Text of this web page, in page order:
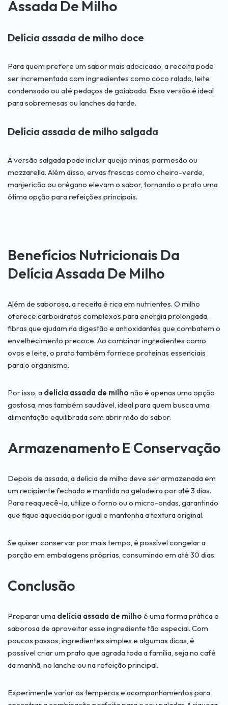
Assada De Milho
Delícia assada de milho doce
Para quem prefere um sabor mais adocicado, a receita pode
ser incrementada com ingredientes como coco ralado, leite
condensado ou até pedaços de goiabada. Essa versão é ideal
para sobremesas ou lanches da tarde.
Delícia assada de milho salgada
A versão salgada pode incluir queijo minas, parmesão ou
mozzarella. Além disso, ervas frescas como cheiro-verde,
manjericão ou orégano elevam o sabor, tornando o prato uma
ótima opção para refeições principais.
Benefícios Nutricionais Da
Delícia Assada De Milho
Além de saborosa, a receita é rica em nutrientes. O milho
oferece carboidratos complexos para energia prolongada,
fibras que ajudam na digestão e antioxidantes que combatem o
envelhecimento precoce. Ao combinar ingredientes como
ovos e leite, o prato também fornece proteínas essenciais
para o organismo.
Por isso, a delícia assada de milho não é apenas uma opção
gostosa, mas também saudável, ideal para quem busca uma
alimentação equilibrada sem abrir mão do sabor.
Armazenamento E Conservação
Depois de assada, a delícia de milho deve ser armazenada em
um recipiente fechado e mantida na geladeira por até 3 dias.
Para reaquecê-la, utilize o forno ou o micro-ondas, garantindo
que fique aquecida por igual e mantenha a textura original.
Se quiser conservar por mais tempo, é possível congelar a
porção em embalagens próprias, consumindo em até 30 dias.
Conclusão
Preparar uma delícia assada de milho é uma forma prática e
saborosa de aproveitar esse ingrediente tão especial. Com
poucos passos, ingredientes simples e algumas dicas, é
possível criar um prato que agrada toda a família, seja no café
da manhã, no lanche ou na refeição principal.
Experimente variar os temperos e acompanhamentos para